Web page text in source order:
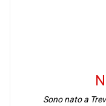
Sono nato a